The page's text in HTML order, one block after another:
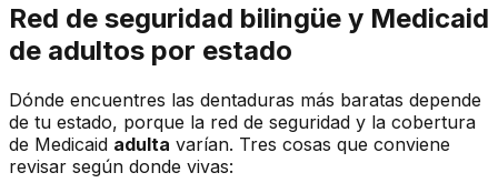
Red de seguridad bilingüe y Medicaid
de adultos por estado
Dónde encuentres las dentaduras más baratas depende
de tu estado, porque la red de seguridad y la cobertura
de Medicaid adulta varían. Tres cosas que conviene
revisar según donde vivas: